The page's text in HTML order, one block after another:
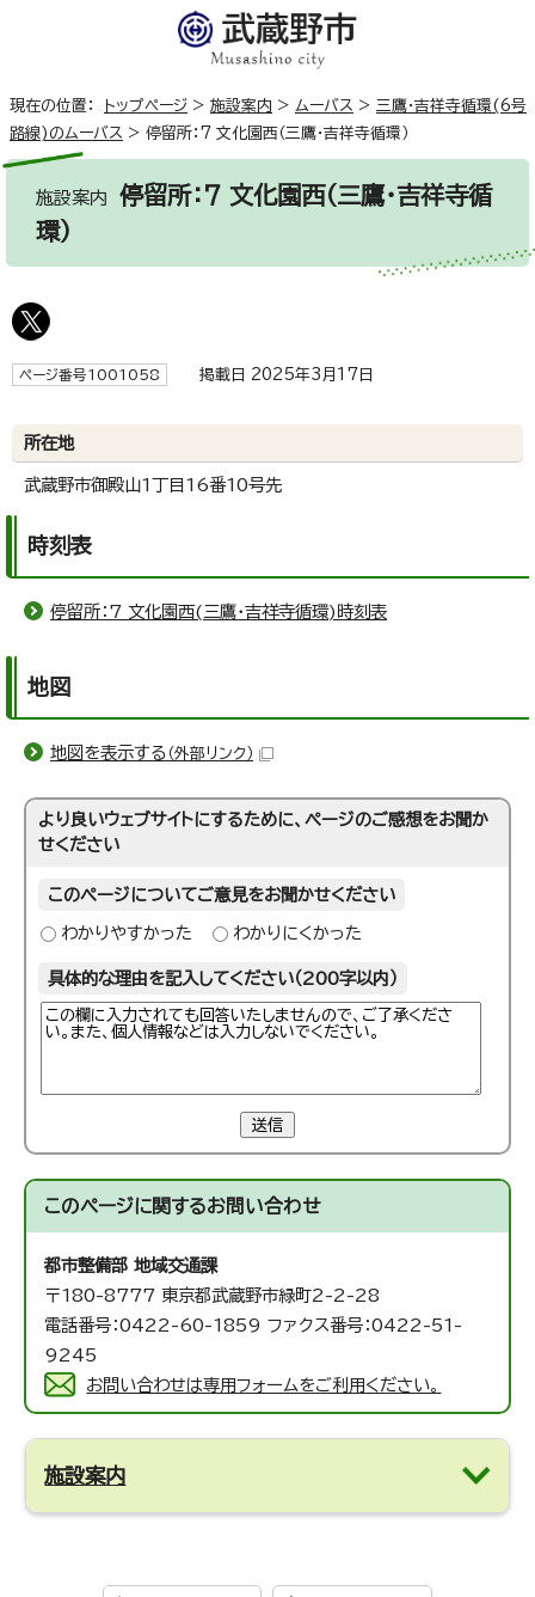
現在の位置： トップページ > 施設案内 > ムーバス > 三鷹・吉祥寺循環(6号
路線)のムーバス > 停留所：7 文化園西（三鷹・吉祥寺循環）
施設案内 停留所：7 文化園西（三鷹・吉祥寺循
環）
ページ番号1001058 掲載日 2025年3月17日
所在地
武蔵野市御殿山1丁目16番10号先
時刻表
停留所：7 文化園西(三鷹・吉祥寺循環)時刻表
地図
地図を表示する （外部リンク）
より良いウェブサイトにするために、ページのご感想をお聞か
せください
このページについてご意見をお聞かせください
わかりやすかった わかりにくかった
具体的な理由を記入してください（200字以内）
送信
このページに関するお問い合わせ
都市整備部 地域交通課
〒180-8777 東京都武蔵野市緑町2-2-28
電話番号：0422-60-1859 ファクス番号：0422-51-
9245
お問い合わせは専用フォームをご利用ください。
施設案内